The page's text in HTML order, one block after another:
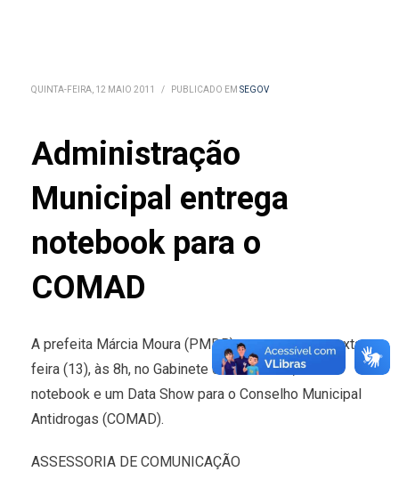
QUINTA-FEIRA, 12 MAIO 2011 / PUBLICADO EM SEGOV
Administração
Municipal entrega
notebook para o
COMAD
A prefeita Márcia Moura (PMDB) entrega nesta sexta-
feira (13), às 8h, no Gabinete da Prefeitura, um
notebook e um Data Show para o Conselho Municipal
Antidrogas (COMAD).
ASSESSORIA DE COMUNICAÇÃO